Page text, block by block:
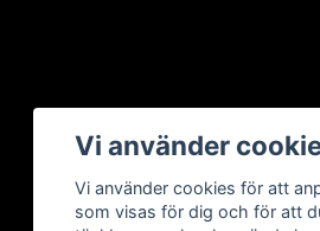
Vi använder
Vi använder cookies för att
som visas för dig och för att